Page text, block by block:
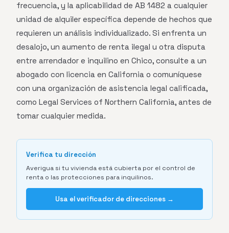
frecuencia, y la aplicabilidad de AB 1482 a cualquier
unidad de alquiler específica depende de hechos que
requieren un análisis individualizado. Si enfrenta un
desalojo, un aumento de renta ilegal u otra disputa
entre arrendador e inquilino en Chico, consulte a un
abogado con licencia en California o comuníquese
con una organización de asistencia legal calificada,
como Legal Services of Northern California, antes de
tomar cualquier medida.
Verifica tu dirección
Averigua si tu vivienda está cubierta por el control de
renta o las protecciones para inquilinos.
Usa el verificador de direcciones →